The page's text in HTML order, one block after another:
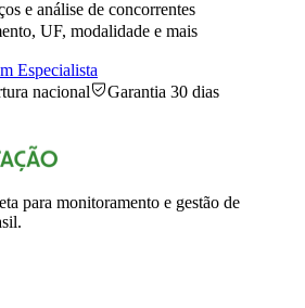
e análise de concorrentes
UF, modalidade e mais
Especialista
nacional Garantia 30 dias
para monitoramento e gestão de